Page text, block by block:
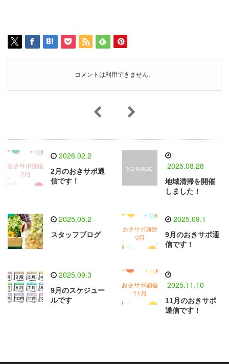
コメントは利用できません。
2026.02.2
2月のおきサポ通
信です！
2025.08.28
地域清掃を開催
しました！
2025.05.2
スタッフブログ
2025.09.1
9月のおきサポ通
信です！
2025.09.3
9月のスケジュー
ルです
2025.11.10
11月のおきサポ
通信です！